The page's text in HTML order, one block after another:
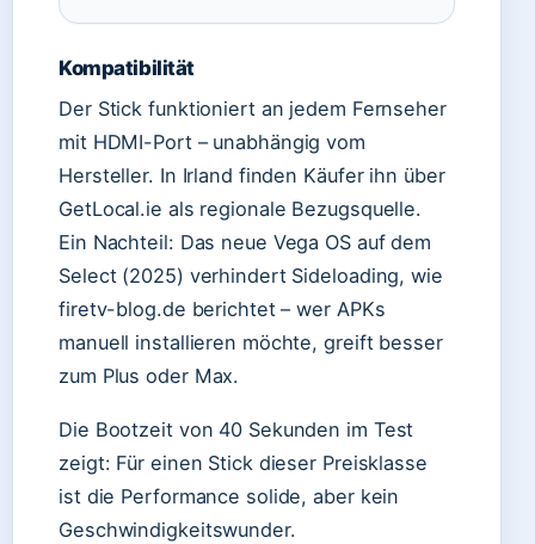
Kompatibilität
Der Stick funktioniert an jedem Fernseher
mit HDMI-Port – unabhängig vom
Hersteller. In Irland finden Käufer ihn über
GetLocal.ie als regionale Bezugsquelle.
Ein Nachteil: Das neue Vega OS auf dem
Select (2025) verhindert Sideloading, wie
firetv-blog.de berichtet – wer APKs
manuell installieren möchte, greift besser
zum Plus oder Max.
Die Bootzeit von 40 Sekunden im Test
zeigt: Für einen Stick dieser Preisklasse
ist die Performance solide, aber kein
Geschwindigkeitswunder.